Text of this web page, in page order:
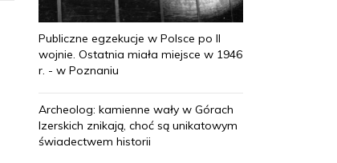
Publiczne egzekucje w Polsce po II
wojnie. Ostatnia miała miejsce w 1946
r. - w Poznaniu
Archeolog: kamienne wały w Górach
Izerskich znikają, choć są unikatowym
świadectwem historii